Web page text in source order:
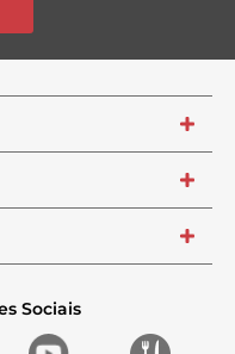
+
+
+
Sociais